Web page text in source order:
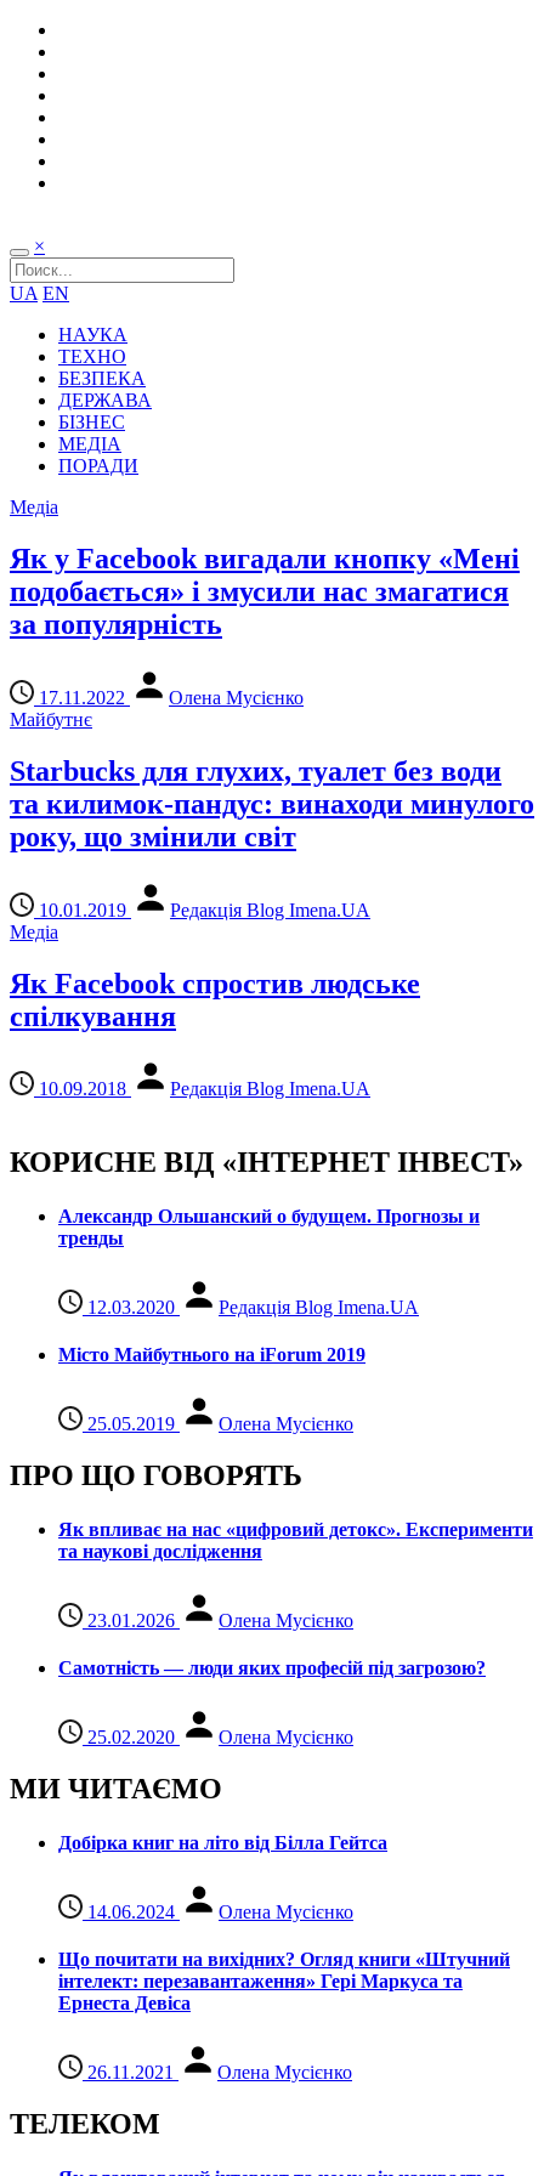
×
UA EN
НАУКА
ТЕХНО
БЕЗПЕКА
ДЕРЖАВА
БІЗНЕС
МЕДІА
ПОРАДИ
Медіа
Як у Facebook вигадали кнопку «Мені
подобається» і змусили нас змагатися
за популярність
17.11.2022
Олена Мусієнко
Майбутнє
Starbucks для глухих, туалет без води
та килимок-пандус: винаходи минулого
року, що змінили світ
10.01.2019
Редакція Blog Imena.UA
Медіа
Як Facebook спростив людське
спілкування
10.09.2018 Редакція Blog Imena.UA
КОРИСНЕ ВІД «ІНТЕРНЕТ ІНВЕСТ»
Александр Ольшанский о будущем. Прогнозы и
тренды
12.03.2020 Редакція Blog Imena.UA
Місто Майбутнього на iForum 2019
25.05.2019 Олена Мусієнко
ПРО ЩО ГОВОРЯТЬ
Як впливає на нас «цифровий детокс». Експерименти
та наукові дослідження
23.01.2026 Олена Мусієнко
Самотність — люди яких професій під загрозою?
25.02.2020 Олена Мусієнко
МИ ЧИТАЄМО
Добірка книг на літо від Білла Гейтса
14.06.2024 Олена Мусієнко
Що почитати на вихідних? Огляд книги «Штучний
інтелект: перезавантаження» Гері Маркуса та
Ернеста Девіса
26.11.2021 Олена Мусієнко
ТЕЛЕКОМ